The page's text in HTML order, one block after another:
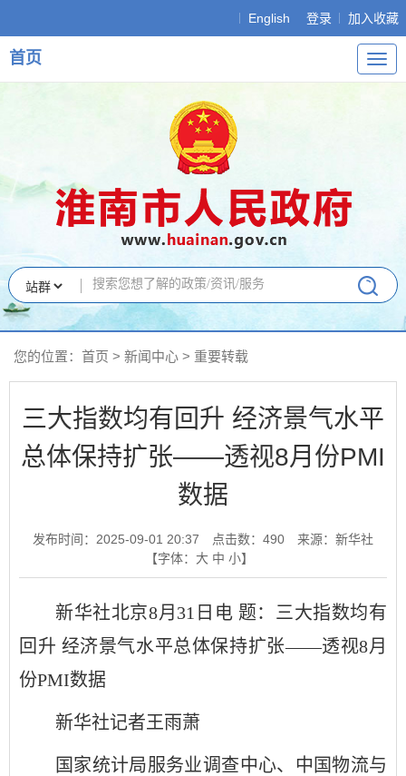
English 登录 加入收藏
导
航
首页
您的位置： 首页 > 新闻中心 > 重要转载
三大指数均有回升 经济景气水平
总体保持扩张——透视8月份PMI
数据
发布时间：2025-09-01 20:37 点击数： 490
来源：新华社
【字体： 大 中 小】
新华社北京8月31日电 题：三大指数均有
回升 经济景气水平总体保持扩张——透视8月
份PMI数据
新华社记者王雨萧
国家统计局服务业调查中心、中国物流与